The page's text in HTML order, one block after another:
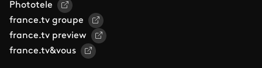
Phototele
france.tv groupe
france.tv preview
france.tv&vous